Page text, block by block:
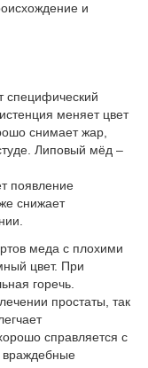
и
специфический
меняет цвет
снимает жар,
Липовый мёд –
появление
снижает
меда с плохими
цвет. При
горечь.
простаты, так
справляется с
враждебные